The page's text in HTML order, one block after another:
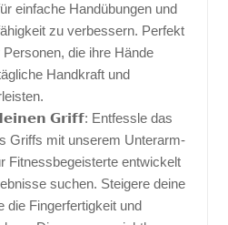
einfache Handübungen und
zu verbessern. Perfekt
die ihre Hände
Handkraft und
𝗚𝗿𝗶𝗳𝗳: Entfessle das
Griffs mit unserem Unterarm-
Fitnessbegeisterte entwickelt
suchen. Steigere deine
die Fingerfertigkeit und